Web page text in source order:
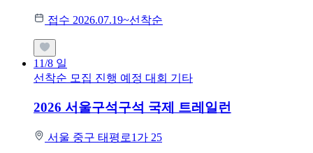
접수 2026.07.19~선착순
11/8 일
선착순 모집 진행 예정 대회 기타
2026 서울구석구석 국제 트레일런
서울 중구 태평로1가 25